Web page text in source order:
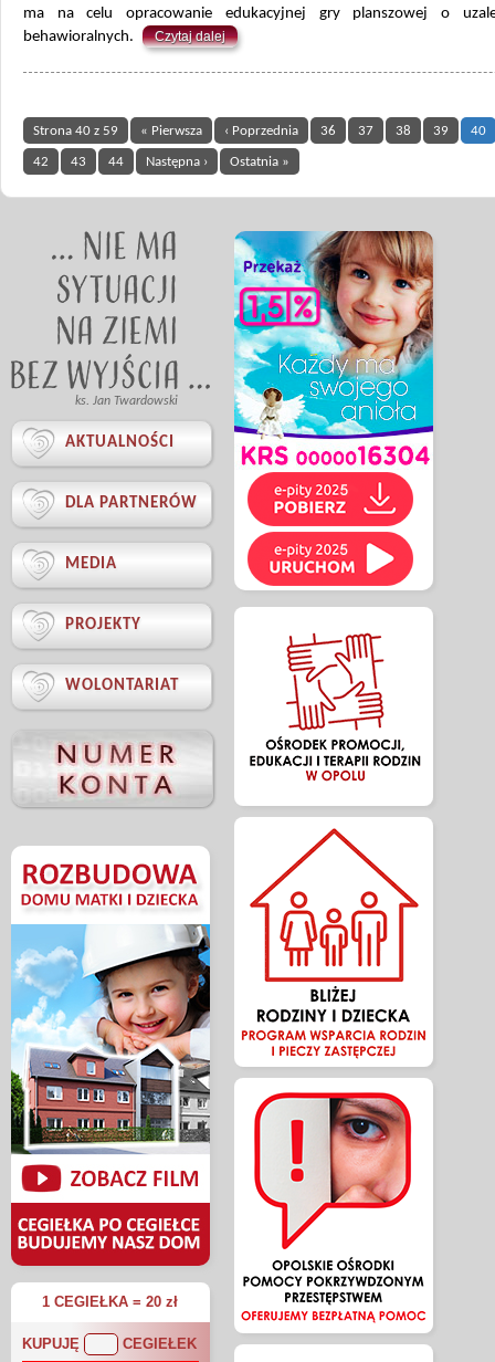
ma na celu opracowanie edukacyjnej gry planszowej o
behawioralnych.
Czytaj dalej
Strona 40 z 59 « Pierwsza ‹ Poprzednia 36 37 38 39 40
42 43 44 Następna › Ostatnia »
ks. Jan Twardowski
 AKTUALNOŚCI
 DLA PARTNERÓW
 MEDIA
 PROJEKTY
 WOLONTARIAT
1 CEGIEŁKA = 20 zł
KUPUJĘ CEGIEŁEK